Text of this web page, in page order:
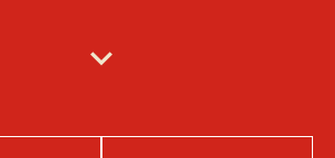
expand_more